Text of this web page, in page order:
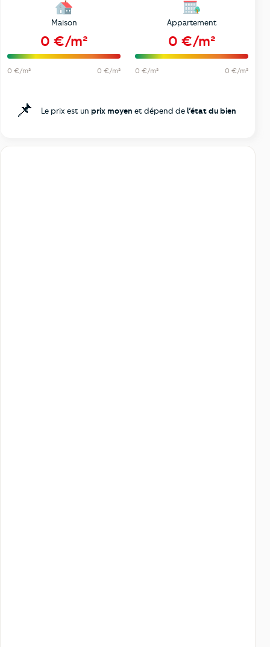
Maison
0 €/m²
0 €/m² 0 €/m²
Appartement
0 €/m²
0 €/m² 0 €/m²
📌 Le prix est un prix moyen et dépend del’état du bien